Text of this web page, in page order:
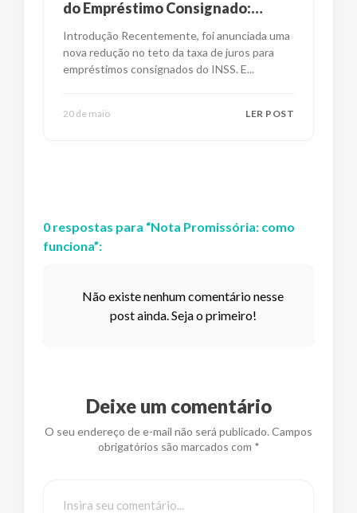
do Empréstimo Consignado:
Introdução Recentemente, foi anunciada uma
nova redução no teto da taxa de juros para
empréstimos consignados do INSS. E...
20 de maio LER POST
0 respostas para “Nota Promissória: como
funciona”:
Não existe nenhum comentário nesse
post ainda. Seja o primeiro!
Deixe um comentário
O seu endereço de e-mail não será publicado. Campos
obrigatórios são marcados com *